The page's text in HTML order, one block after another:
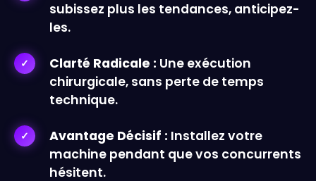
subissez plus les tendances, anticipez-
les.
Clarté Radicale : Une exécution
chirurgicale, sans perte de temps
technique.
Avantage Décisif : Installez votre
machine pendant que vos concurrents
hésitent.